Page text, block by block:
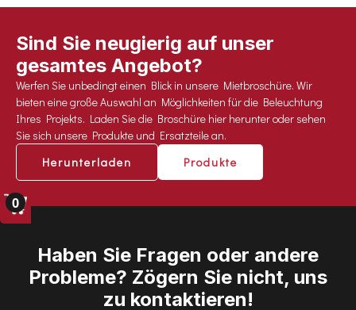
0
Sind Sie neugierig auf unser
gesamtes Angebot?
Werfen Sie unbedingt einen Blick in unsere Mietbroschüre. Wir
bieten eine große Auswahl an Möglichkeiten für die Beleuchtung
Ihres Projekts. Laden Sie die Broschüre hier herunter oder sehen
Sie sich unsere Produkte und Ersatzteile an.
Herunterladen
Produkte
Haben Sie Fragen oder andere
Probleme? Zögern Sie nicht, uns
zu kontaktieren!